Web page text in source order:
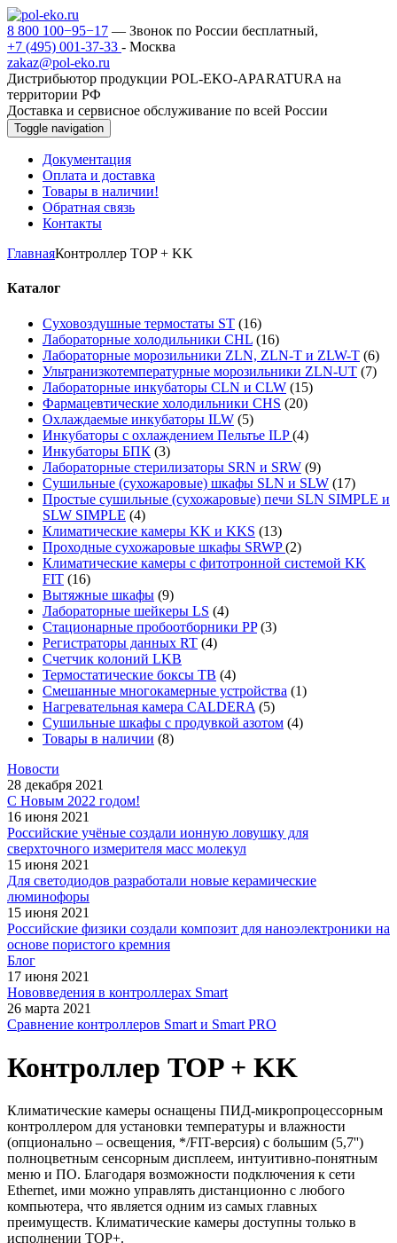
8 800 100−95−17 — Звонок по России бесплатный,
+7 (495) 001-37-33 - Москва
zakaz@pol-eko.ru
Дистрибьютор продукции POL-EKO-APARATURA на
территории РФ
Доставка и сервисное обслуживание по всей России
Toggle navigation
Документация
Оплата и доставка
Товары в наличии!
Обратная связь
Контакты
ГлавнаяКонтроллер TOP + KK
Каталог
Суховоздушные термостаты ST (16)
Лабораторные холодильники CHL (16)
Лабораторные морозильники ZLN, ZLN-T и ZLW-T (6)
Ультранизкотемпературные морозильники ZLN-UT (7)
Лабораторные инкубаторы CLN и CLW (15)
Фармацевтические холодильники CHS (20)
Охлаждаемые инкубаторы ILW (5)
Инкубаторы с охлаждением Пельтье ILP(4)
Инкубаторы БПК (3)
Лабораторные стерилизаторы SRN и SRW (9)
Сушильные (сухожаровые) шкафы SLN и SLW (17)
Простые сушильные (сухожаровые) печи SLN SIMPLE и
SLW SIMPLE (4)
Климатические камеры KK и KKS (13)
Проходные сухожаровые шкафы SRWP(2)
Климатические камеры с фитотронной системой KK
FIT (16)
Вытяжные шкафы (9)
Лабораторные шейкеры LS (4)
Стационарные пробоотборники PP (3)
Регистраторы данных RT (4)
Счетчик колоний LKB
Термостатические боксы TB (4)
Смешанные многокамерные устройства (1)
Нагревательная камера CALDERA (5)
Сушильные шкафы с продувкой азотом (4)
Товары в наличии (8)
Новости
28 декабря 2021
С Новым 2022 годом!
16 июня 2021
Российские учёные создали ионную ловушку для
сверхточного измерителя масс молекул
15 июня 2021
Для светодиодов разработали новые керамические
люминофоры
15 июня 2021
Российские физики создали композит для наноэлектроники на
основе пористого кремния
Блог
17 июня 2021
Нововведения в контроллерах Smart
26 марта 2021
Сравнение контроллеров Smart и Smart PRO
Контроллер TOP + KK
Климатические камеры оснащены ПИД-микропроцессорным
контроллером для установки температуры и влажности
(опционально – освещения, */FIT-версия) с большим (5,7'')
полноцветным сенсорным дисплеем, интуитивно-понятным
меню и ПО. Благодаря возможности подключения к сети
Ethernet, ими можно управлять дистанционно с любого
компьютера, что является одним из самых главных
преимуществ. Климатические камеры доступны только в
исполнении TOP+.